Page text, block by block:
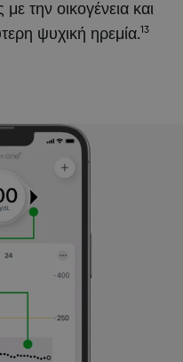
την οικογένεια και
ψυχική ηρεμία.13